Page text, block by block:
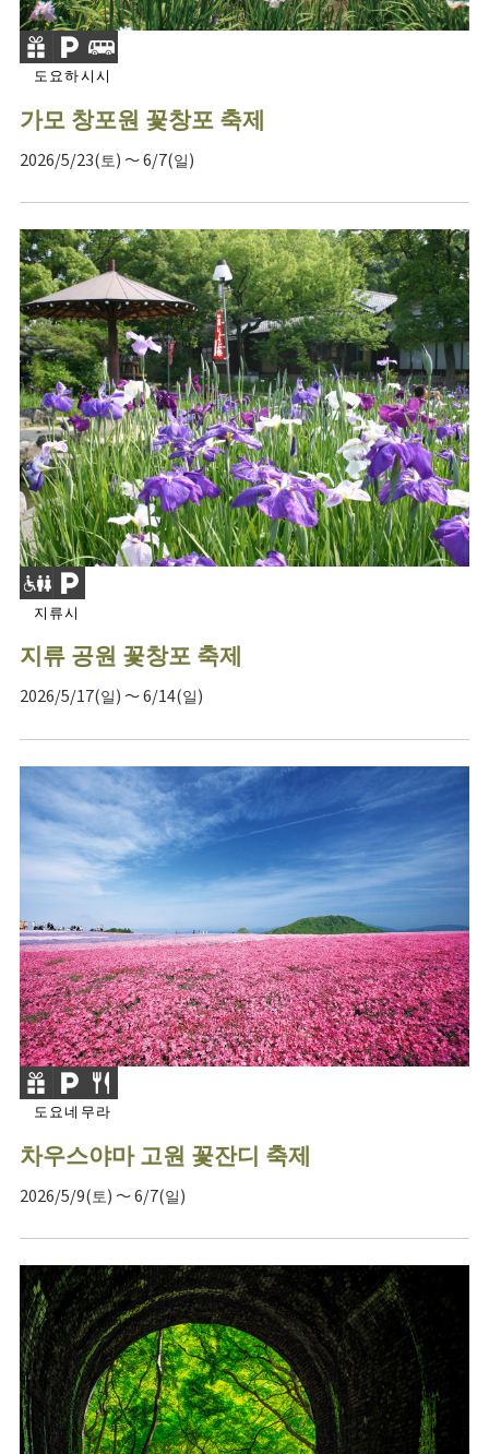
도요하시시
가모 창포원 꽃창포 축제
2026/5/23(토) ～ 6/7(일)
지류시
지류 공원 꽃창포 축제
2026/5/17(일) ～ 6/14(일)
도요네무라
차우스야마 고원 꽃잔디 축제
2026/5/9(토) ～ 6/7(일)